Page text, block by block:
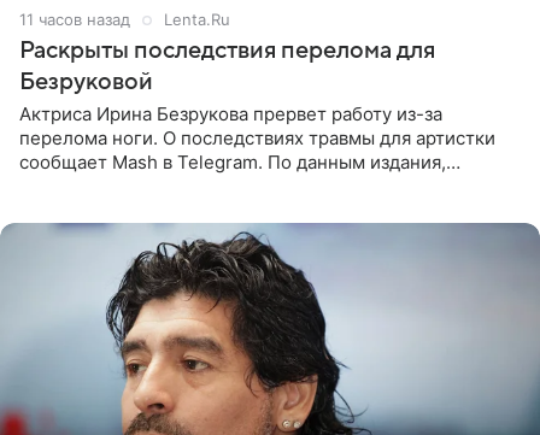
11 часов назад Lenta.Ru
Раскрыты последствия перелома для
Безруковой
Актриса Ирина Безрукова прервет работу из-за
перелома ноги. О последствиях травмы для артистки
сообщает Mash в Telegram. По данным издания,